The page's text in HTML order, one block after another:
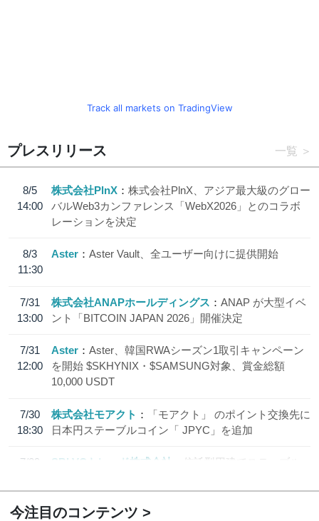
Track all markets on TradingView
プレスリリース 一覧
8/5
14:00
株式会社PlnX
株式会社PlnX、アジア最大級のグロー
バルWeb3カンファレンス「WebX2026」とのコラボ
レーションを決定
8/3
11:30
Aster Aster Vault、全ユーザー向けに提供開始
7/31
13:00
株式会社ANAPホールディングス
ANAP が大型イベ
ント「BITCOIN JAPAN 2026」開催決定
7/31
12:00
Aster
Aster、韓国RWAシーズン1取引キャンペーン
を開始 $SKHYNIX・$SAMSUNG対象、賞金総額
10,000 USDT
7/30
18:30
株式会社モアクト
「モアクト」 のポイント交換先に
日本円ステーブルコイン「 JPYC」を追加
7/29
SBI VCトレード株式会社
信託型円建てステーブル
今注目のコンテンツ